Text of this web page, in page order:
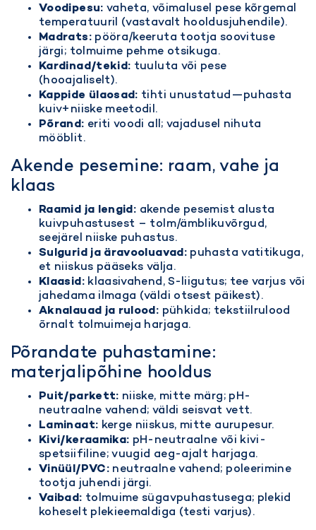
Voodipesu: vaheta, võimalusel pese kõrgemal
temperatuuril (vastavalt hooldusjuhendile).
Madrats:pööra/keeruta tootja soovituse
järgi; tolmuime pehme otsikuga.
Kardinad/tekid: tuuluta või pese
(hooajaliselt).
Kappide ülaosad: tihti unustatud—puhasta
kuiv+niiske meetodil.
Põrand: eriti voodi all; vajadusel nihuta
mööblit.
Akende pesemine: raam, vahe ja
klaas
Raamid ja lengid: akende pesemistalusta
kuivpuhastusest – tolm/ämblikuvõrgud,
seejärel niiske puhastus.
Sulgurid ja äravooluavad: puhasta vatitikuga,
et niiskus pääseks välja.
Klaasid:klaasivahend, S-liigutus; tee varjus või
jahedama ilmaga (väldi otsest päikest).
Aknalauad ja rulood: pühkida; tekstiilrulood
õrnalt tolmuimeja harjaga.
Põrandate puhastamine:
materjalipõhine hooldus
Puit/parkett: niiske, mitte märg; pH-
neutraalne vahend; väldi seisvat vett.
Laminaat: kerge niiskus, mitte aurupesur.
Kivi/keraamika: pH-neutraalne või kivi-
spetsiifiline; vuugid aeg-ajalt harjaga.
Vinüül/PVC:neutraalne vahend; poleerimine
tootja juhendi järgi.
Vaibad: tolmuime sügavpuhastusega; plekid
koheselt plekieemaldiga (testi varjus).